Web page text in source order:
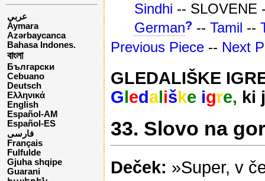
عربي
Aymara
Azərbaycanca
Bahasa Indones.
বাংলা
Български
Cebuano
Deutsch
Ελληνικά
English
Español-AM
Español-ES
فارسی
Français
Fulfulde
Gjuha shqipe
Guarani
Sindhi -- SLOVENE
German? -- Tamil --
Previous Piece -- Next
GLEDALIŠKE
Gledališke igre, ki
33. Slovo na
Deček: »Super, v